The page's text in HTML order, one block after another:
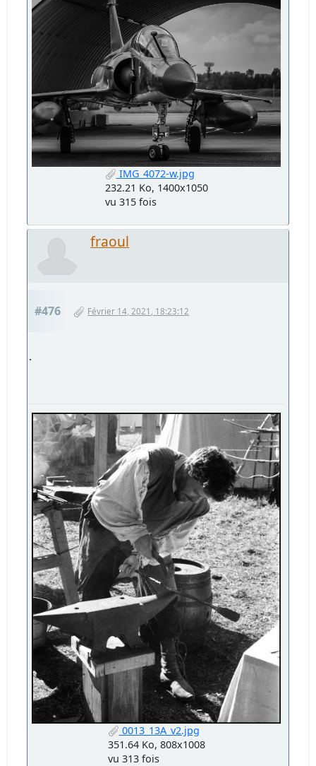
IMG_4072-w.jpg
232.21 Ko, 1400x1050
vu 315 fois
fraoul
#476 Février 14, 2021, 18:23:12
.
0013_13A_v2.jpg
351.64 Ko, 808x1008
vu 313 fois